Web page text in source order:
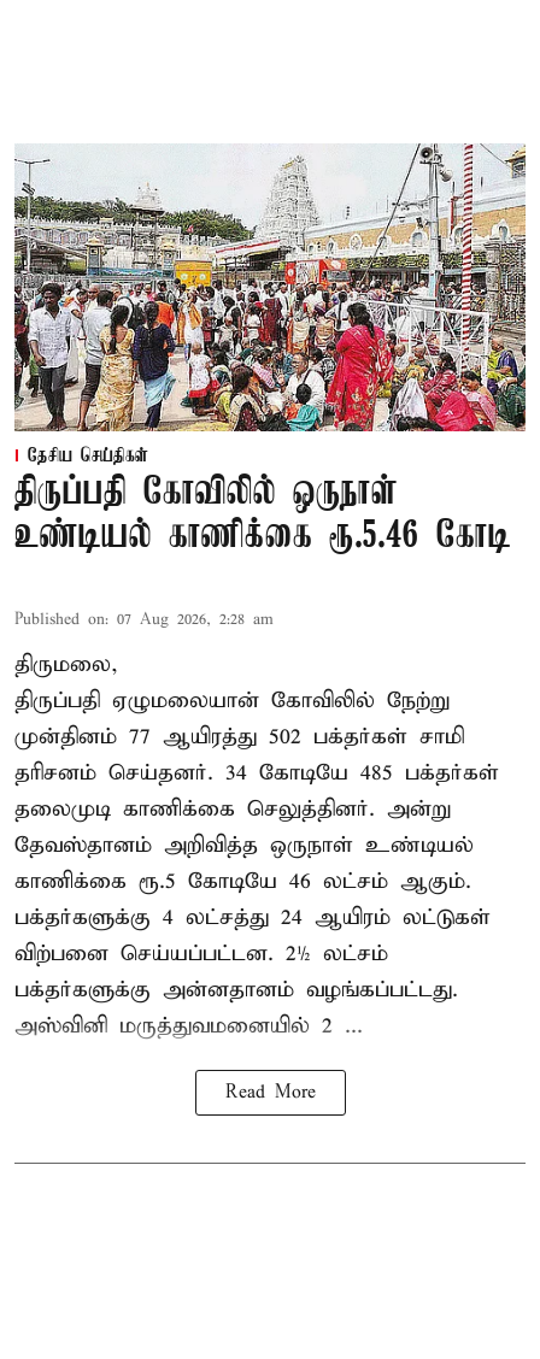
தேசிய செய்திகள்
திருப்பதி கோவிலில் ஒருநாள்
உண்டியல் காணிக்கை ரூ.5.46 கோடி
Published on: 07 Aug 2026, 2:28 am
திருமலை,
திருப்பதி ஏழுமலையான் கோவிலில் நேற்று
முன்தினம் 77 ஆயிரத்து 502 பக்தர்கள் சாமி
தரிசனம் செய்தனர். 34 கோடியே 485 பக்தர்கள்
தலைமுடி காணிக்கை செலுத்தினர். அன்று
தேவஸ்தானம் அறிவித்த ஒருநாள் உண்டியல்
காணிக்கை ரூ.5 கோடியே 46 லட்சம் ஆகும்.
பக்தர்களுக்கு 4 லட்சத்து 24 ஆயிரம் லட்டுகள்
விற்பனை செய்யப்பட்டன. 2½ லட்சம்
பக்தர்களுக்கு அன்னதானம் வழங்கப்பட்டது.
அஸ்வினி மருத்துவமனையில் 2 ...
Read More